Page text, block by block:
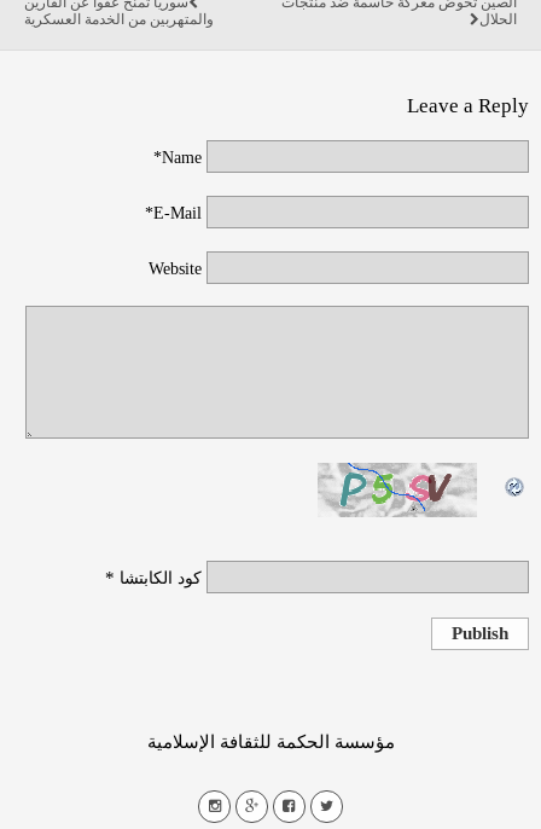
والمتهربين من الخدمة العسكرية
الحلال
Leave a Reply
Name*
E-Mail*
Website
كود الكابتشا *
Publish
مؤسسة الحكمة للثقافة الإسلامية